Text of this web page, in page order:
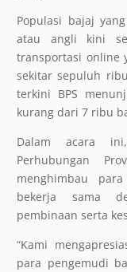
Populasi bajaj
atau angli kini
transportasi online
sekitar sepuluh
terkini BPS
kurang dari 7 ribu
Dalam acara
Perhubungan
menghimbau
bekerja sama
pembinaan serta
“Kami
para pengemudi